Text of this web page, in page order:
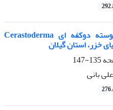
توانایی تجمع فلزات سنگین در پوسته دوکفه ای Cerastoderma
135-147
بانی